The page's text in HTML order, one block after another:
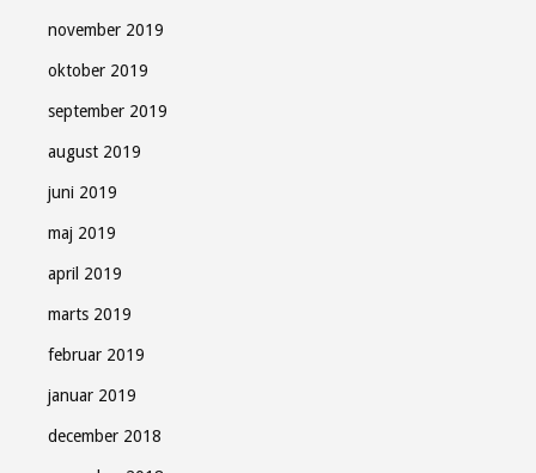
november 2019
oktober 2019
september 2019
august 2019
juni 2019
maj 2019
april 2019
marts 2019
februar 2019
januar 2019
december 2018